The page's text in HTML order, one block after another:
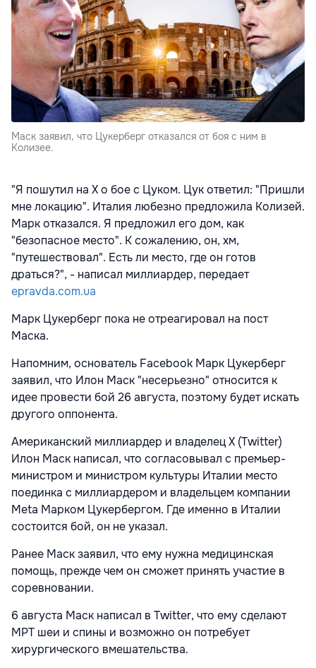
Маск заявил, что Цукерберг отказался от боя с ним в
Колизее.
"Я пошутил на X о бое с Цуком. Цук ответил: "Пришли
мне локацию". Италия любезно предложила Колизей.
Марк отказался. Я предложил его дом, как
"безопасное место". К сожалению, он, хм,
"путешествовал". Есть ли место, где он готов
драться?", - написал миллиардер, передает
epravda.com.ua
Марк Цукерберг пока не отреагировал на пост
Маска.
Напомним, основатель Facebook Марк Цукерберг
заявил, что Илон Маск "несерьезно" относится к
идее провести бой 26 августа, поэтому будет искать
другого оппонента.
Американский миллиардер и владелец X (Twitter)
Илон Маск написал, что согласовывал с премьер-
министром и министром культуры Италии место
поединка с миллиардером и владельцем компании
Meta Марком Цукербергом. Где именно в Италии
состоится бой, он не указал.
Ранее Маск заявил, что ему нужна медицинская
помощь, прежде чем он сможет принять участие в
соревновании.
6 августа Маск написал в Twitter, что ему сделают
МРТ шеи и спины и возможно он потребует
хирургического вмешательства.